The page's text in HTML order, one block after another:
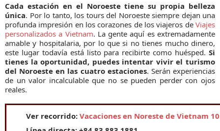
Cada estación en el Noroeste tiene su propia belleza
única. Por lo tanto, los tours del Noroeste siempre dejan una
profunda impresión en los corazones de los viajeros de Viajes
personalizados a Vietnam. La gente aquí es extremadamente
amable y hospitalaria, por lo que si no tienes mucho dinero,
este lugar todavía está listo para recibirte como huésped. Si
tienes la oportunidad, puedes intentar vivir el turismo
del Noroeste en las cuatro estaciones. Serán experiencias
de un valor incalculable que no se pueden perder con ojos
reales.
Ver recorrido: Vacaciones en Noreste de Vietnam